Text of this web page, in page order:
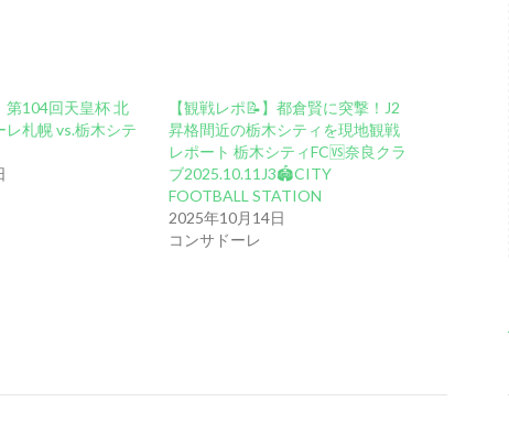
第104回天皇杯 北
札幌 vs.栃木シテ
【観戦レポ📝】都倉賢に突撃！J2
昇格間近の栃木シティを現地観戦
レポート 栃木シティFC🆚奈良クラ
ブ2025.10.11J3🏟️CITY
FOOTBALL STATION
2025年10月14日
コンサドーレ